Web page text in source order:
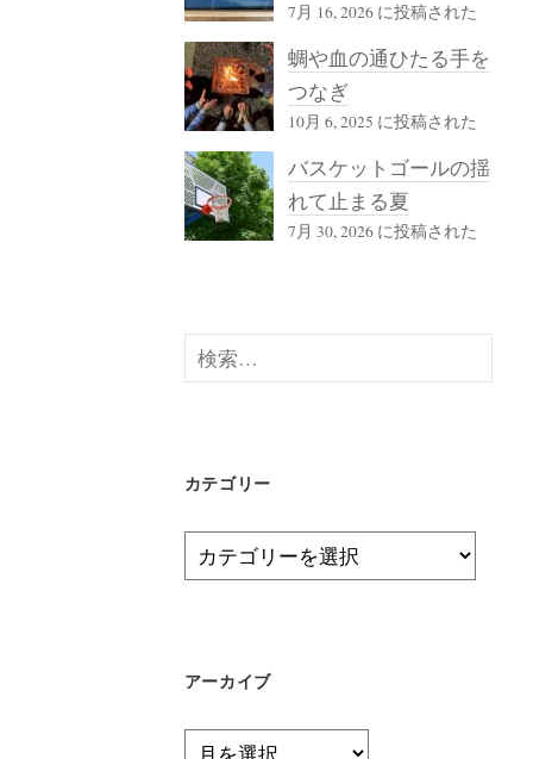
7月 16, 2026 に投稿された
蜩や血の通ひたる手を
つなぎ
10月 6, 2025 に投稿された
バスケットゴールの揺
れて止まる夏
7月 30, 2026 に投稿された
検
索:
カテゴリー
カ
テ
ー
アーカイブ
ア